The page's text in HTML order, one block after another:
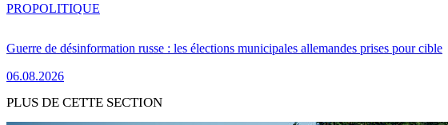
Guerre de désinformation russe : les élections municipales allemandes prises pour cible
06.08.2026
PROPOLITIQUE
PLUS DE CETTE SECTION